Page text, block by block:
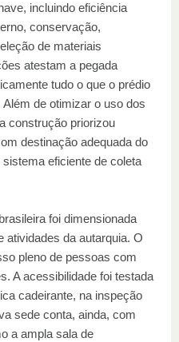
incluindo eficiência
conservação,
de materiais
atestam a pegada
tudo o que o prédio
de otimizar o uso dos
construção priorizou
destinação adequada do
eficiente de coleta
foi dimensionada
atividades da autarquia. O
pleno de pessoas com
A acessibilidade foi testada
cadeirante, na inspeção
sede conta, ainda, com
a ampla sala de